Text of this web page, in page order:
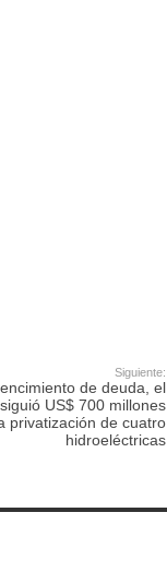
Siguiente:
de deuda, el
US$ 700 millones
privatización de cuatro
hidroeléctricas